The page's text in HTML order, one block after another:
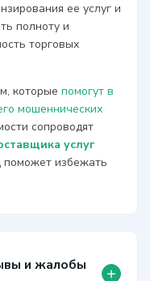
ее услуг и
полноту и
торговых
которые помогут в
мошеннических
сопроводят
услуг
поможет избежать
и жалобы
+